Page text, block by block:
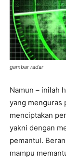
gambar radar
Namun – inilah
yang menguras
menciptakan
yakni dengan
pemantul.
mampu